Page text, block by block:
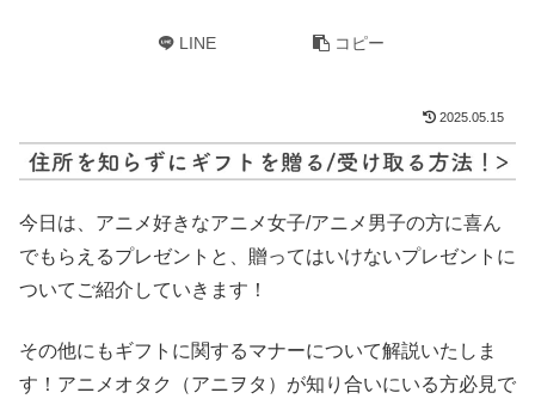
LINE コピー
2025.05.15
今日は、アニメ好きなアニメ女子/アニメ男子の方に喜ん
でもらえるプレゼントと、贈ってはいけないプレゼントに
ついてご紹介していきます！
その他にもギフトに関するマナーについて解説いたしま
す！アニメオタク（アニヲタ）が知り合いにいる方必見で